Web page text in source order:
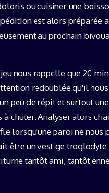
ou cuisiner une
est alors préparée
au prochain
nous rappelle que 20
redoublée qu'il
peu de répit et surtout
à chuter. Analyser alors
lorsqu'une paroi ne nous
être un vestige
tantôt ami, tantôt